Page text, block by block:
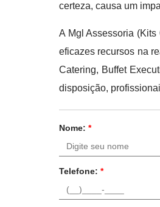
certeza, causa um
A Mgl Assessoria
eficazes recursos na
Catering, Buffet
disposição,
Nome:*
Telefone:*